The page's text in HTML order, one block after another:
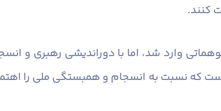
کنند.
دشمن در جنگ ۱۲ روزه با توهماتی وارد شد، اما با
که نسبت به انسجام و همبستگی ملی را